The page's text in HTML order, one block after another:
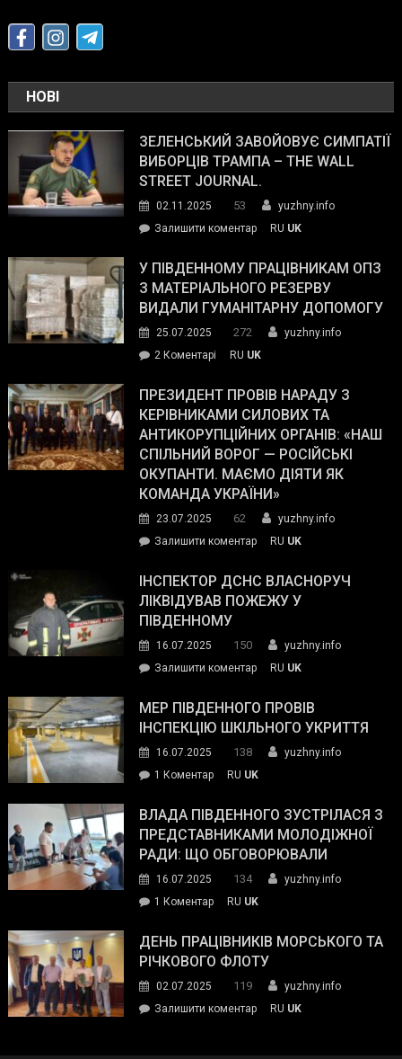
НОВІ
ЗЕЛЕНСЬКИЙ ЗАВОЙОВУЄ СИМПАТІЇ
ВИБОРЦІВ ТРАМПА – THE WALL
STREET JOURNAL.
02.11.2025 53
yuzhny.info
Залишити коментарon
завойовує
симпатії
виборців
The
Street
Journal.
RU UK
У ПІВДЕННОМУ ПРАЦІВНИКАМ ОПЗ
З МАТЕРІАЛЬНОГО РЕЗЕРВУ
ВИДАЛИ ГУМАНІТАРНУ ДОПОМОГУ
25.07.2025 272
yuzhny.info
2 Коментарі
Південному
працівникам
ОПЗ
з
матеріального
резерву
гуманітарну
допомогу
RU UK
ПРЕЗИДЕНТ ПРОВІВ НАРАДУ З
КЕРІВНИКАМИ СИЛОВИХ ТА
АНТИКОРУПЦІЙНИХ ОРГАНІВ: «НАШ
СПІЛЬНИЙ ВОРОГ — РОСІЙСЬКІ
ОКУПАНТИ. МАЄМО ДІЯТИ ЯК
КОМАНДА УКРАЇНИ»
23.07.2025 62
yuzhny.info
Залишити коментарon
провів
нараду
силових
та
органів:
«Наш
спільний
окупанти.
Маємо
діяти
команда
RU UK
ІНСПЕКТОР ДСНС ВЛАСНОРУЧ
ЛІКВІДУВАВ ПОЖЕЖУ У
ПІВДЕННОМУ
16.07.2025 150
yuzhny.info
Залишити коментарon
ДСНС
власноруч
пожежу
у
RU UK
МЕР ПІВДЕННОГО ПРОВІВ
ІНСПЕКЦІЮ ШКІЛЬНОГО УКРИТТЯ
16.07.2025 138
yuzhny.info
1 Коментардо
Південного
провів
інспекцію
укриття
RU UK
ВЛАДА ПІВДЕННОГО ЗУСТРІЛАСЯ З
ПРЕДСТАВНИКАМИ МОЛОДІЖНОЇ
РАДИ: ЩО ОБГОВОРЮВАЛИ
16.07.2025 134
yuzhny.info
1 Коментардо
Південного
зустрілася
представниками
молодіжної
RU UK
ДЕНЬ ПРАЦІВНИКІВ МОРСЬКОГО ТА
РІЧКОВОГО ФЛОТУ
02.07.2025 119
yuzhny.info
Залишити коментарon
RU UK